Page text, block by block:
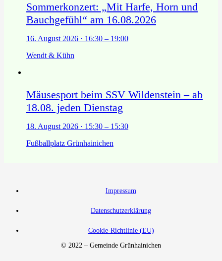
Sommerkonzert: „Mit Harfe, Horn und
Bauchgefühl“ am 16.08.2026
16. August 2026 · 16:30 – 19:00
Wendt & Kühn
Mäusesport beim SSV Wildenstein – ab
18.08. jeden Dienstag
18. August 2026 · 15:30 – 15:30
Fußballplatz Grünhainichen
Impressum
Datenschutzerklärung
Cookie-Richtlinie (EU)
© 2022 – Gemeinde Grünhainichen